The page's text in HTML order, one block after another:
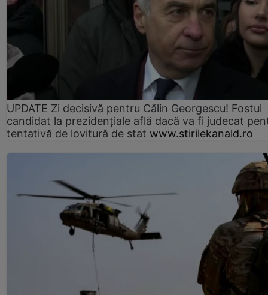
UPDATE Zi decisivă pentru Călin Georgescu! Fostul
candidat la prezidențiale află dacă va fi judecat
tentativă de lovitură de stat www.stirilekanald.ro